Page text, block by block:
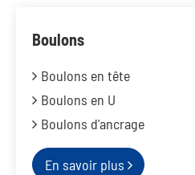
Boulons
Boulons en tête
Boulons en U
Boulons d'ancrage
En savoir plus